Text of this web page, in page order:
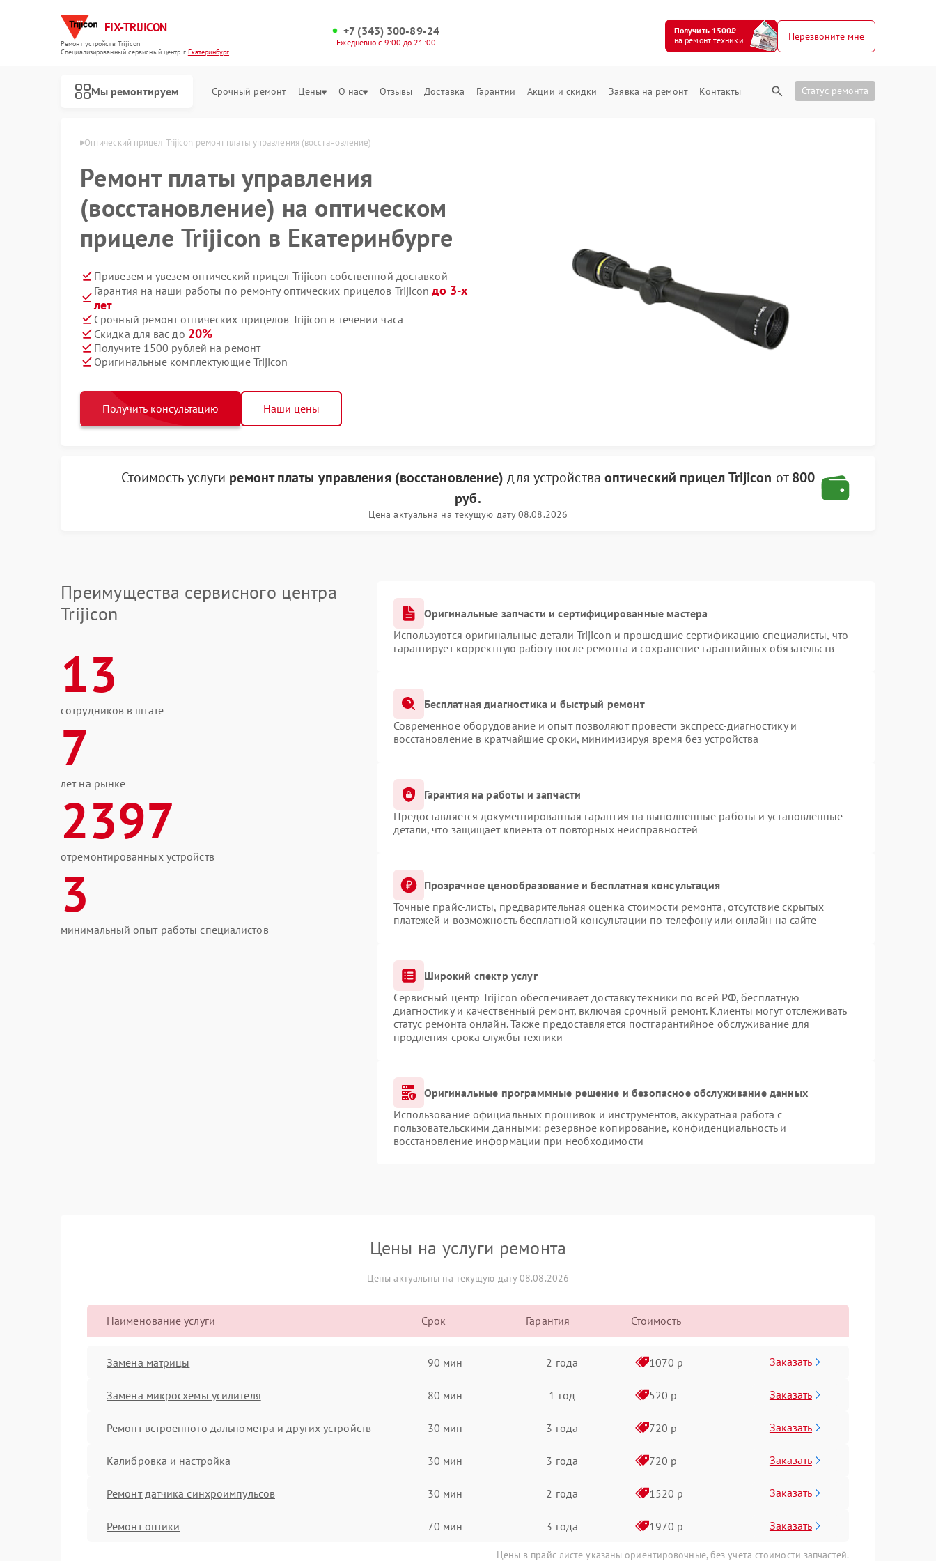
FIX-TRIJICON
Ремонт устройств Trijicon
Специализированный cервисный центр г.Екатеринбург
+7 (343) 300-89-24
Ежедневно с 9:00 до 21:00
Получить 1500₽
на ремонт техники
Перезвоните мне
Мы ремонтируем Срочный ремонт Цены О нас Отзывы Доставка Гарантии Акции и скидки Заявка на ремонт Контакты Статус ремонта
Оптический прицел Trijicon ремонт платы управления (восстановление)
Ремонт платы управления
(восстановление) на оптическом
прицеле Trijicon в Екатеринбурге
Привезем и увезем оптический прицел Trijicon собственной доставкой
Гарантия на наши работы по ремонту оптических прицелов Trijiconдо 3-х
лет
Срочный ремонт оптических прицелов Trijicon в течении часа
Скидка для вас до 20%
Получите 1500 рублей на ремонт
Оригинальные комплектующие Trijicon
Получить консультацию Наши цены
Стоимость услуги ремонт платы управления (восстановление) для устройства оптический прицел Trijicon от800
руб.
Цена актуальна на текущую дату 08.08.2026
Преимущества сервисного центра
Trijicon
13
сотрудников в штате
7
лет на рынке
2397
отремонтированных устройств
3
минимальный опыт работы специалистов
Оригинальные запчасти и сертифицированные мастера
Используются оригинальные детали Trijicon и прошедшие сертификацию специалисты, что
гарантирует корректную работу после ремонта и сохранение гарантийных обязательств
Бесплатная диагностика и быстрый ремонт
Современное оборудование и опыт позволяют провести экспресс-диагностику и
восстановление в кратчайшие сроки, минимизируя время без устройства
Гарантия на работы и запчасти
Предоставляется документированная гарантия на выполненные работы и установленные
детали, что защищает клиента от повторных неисправностей
Прозрачное ценообразование и бесплатная консультация
Точные прайс-листы, предварительная оценка стоимости ремонта, отсутствие скрытых
платежей и возможность бесплатной консультации по телефону или онлайн на сайте
Широкий спектр услуг
Сервисный центр Trijicon обеспечивает доставку техники по всей РФ, бесплатную
диагностику и качественный ремонт, включая срочный ремонт. Клиенты могут отслеживать
статус ремонта онлайн. Также предоставляется постгарантийное обслуживание для
продления срока службы техники
Оригинальные программные решение и безопасное обслуживание данных
Использование официальных прошивок и инструментов, аккуратная работа с
пользовательскими данными: резервное копирование, конфиденциальность и
восстановление информации при необходимости
Цены на услуги ремонта
Цены актуальны на текущую дату 08.08.2026
Наименование услуги Срок Гарантия Стоимость
Замена матрицы 90 мин 2 года 1070 р Заказать
Замена микросхемы усилителя 80 мин 1 год 520 р Заказать
Ремонт встроенного дальнометра и других устройств 30 мин 3 года 720 р Заказать
Калибровка и настройка 30 мин 3 года 720 р Заказать
Ремонт датчика синхроимпульсов 30 мин 2 года 1520 р Заказать
Ремонт оптики 70 мин 3 года 1970 р Заказать
Цены в прайс-листе указаны ориентировочные, без учета стоимости запчастей.